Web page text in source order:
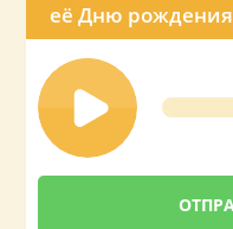
её Дню рождения